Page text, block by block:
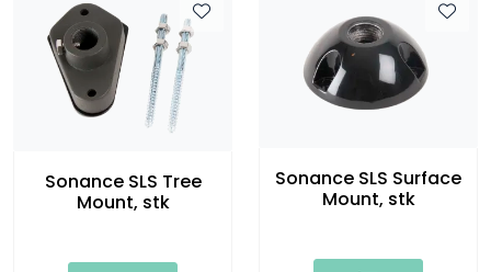
Sonance SLS Tree
Mount, stk
Sonance SLS Surface
Mount, stk